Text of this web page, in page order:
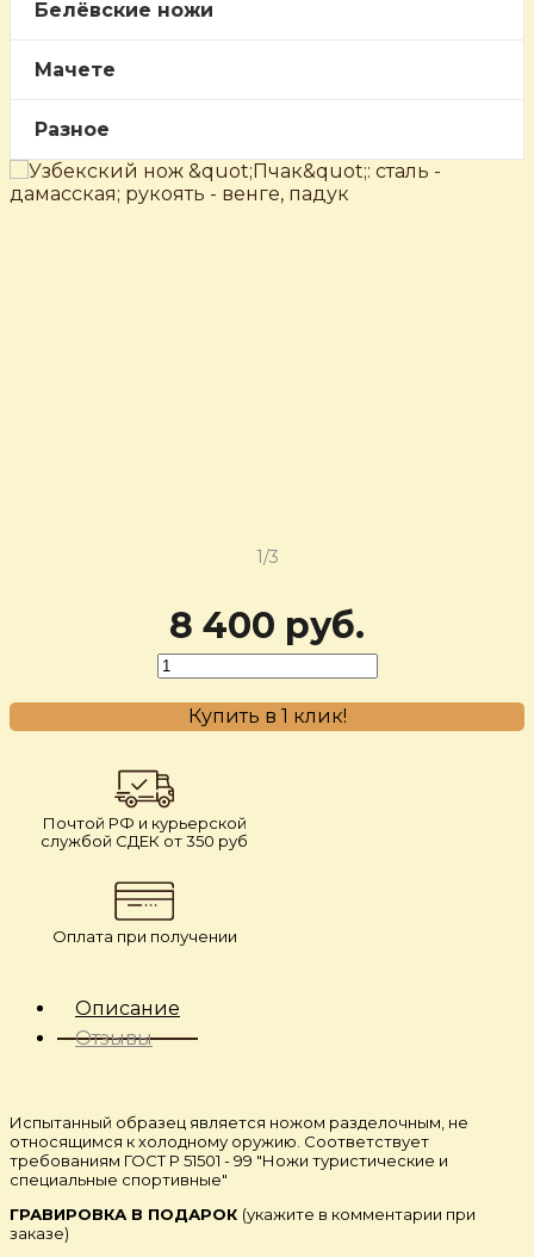
Белёвские ножи
Мачете
Разное
1/3
8 400 руб.
Купить в 1 клик!
Почтой РФ и курьерской
службой СДЕК от 350 руб
Оплата при получении
Описание
Отзывы
Испытанный образец является ножом разделочным, не
относящимся к холодному оружию. Соответствует
требованиям ГОСТ Р 51501 - 99 "Ножи туристические и
специальные спортивные"
ГРАВИРОВКА В ПОДАРОК (укажите в комментарии при
заказе)